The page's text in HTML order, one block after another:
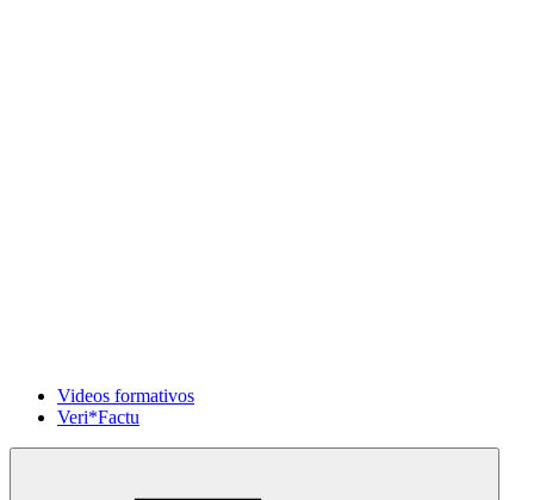
Videos formativos
Veri*Factu